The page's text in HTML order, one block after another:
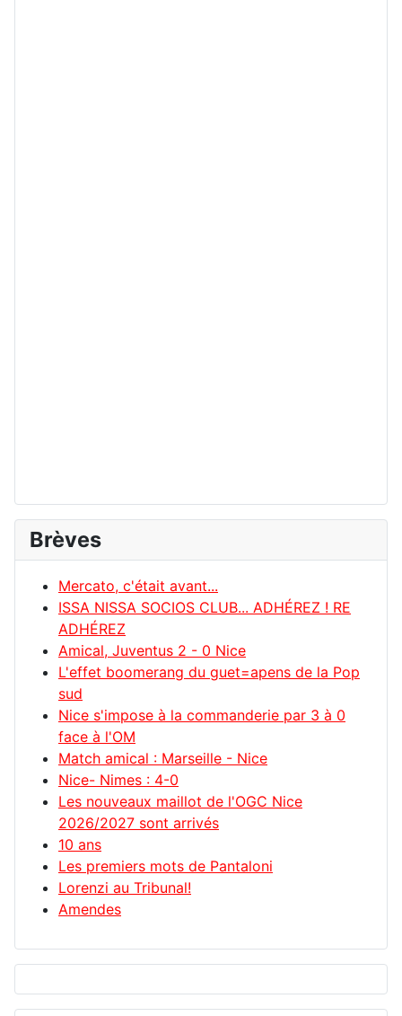
Brèves
Mercato, c'était avant...
ISSA NISSA SOCIOS CLUB... ADHÉREZ ! RE
ADHÉREZ
Amical, Juventus 2 - 0 Nice
L'effet boomerang du guet=apens de la Pop
sud
Nice s'impose à la commanderie par 3 à 0
face à l'OM
Match amical : Marseille - Nice
Nice- Nimes : 4-0
Les nouveaux maillot de l'OGC Nice
2026/2027 sont arrivés
10 ans
Les premiers mots de Pantaloni
Lorenzi au Tribunal!
Amendes